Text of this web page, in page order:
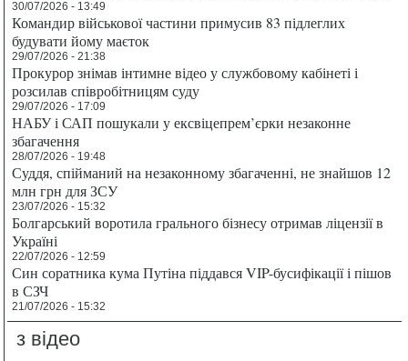
30/07/2026 - 13:49
Командир військової частини примусив 83 підлеглих
будувати йому маєток
29/07/2026 - 21:38
Прокурор знімав інтимне відео у службовому кабінеті і
розсилав співробітницям суду
29/07/2026 - 17:09
НАБУ і САП пошукали у ексвіцепрем’єрки незаконне
збагачення
28/07/2026 - 19:48
Суддя, спійманий на незаконному збагаченні, не знайшов 12
млн грн для ЗСУ
23/07/2026 - 15:32
Болгарський воротила грального бізнесу отримав ліцензії в
Україні
22/07/2026 - 12:59
Син соратника кума Путіна піддався VIP-бусифікації і пішов
в СЗЧ
21/07/2026 - 15:32
з відео